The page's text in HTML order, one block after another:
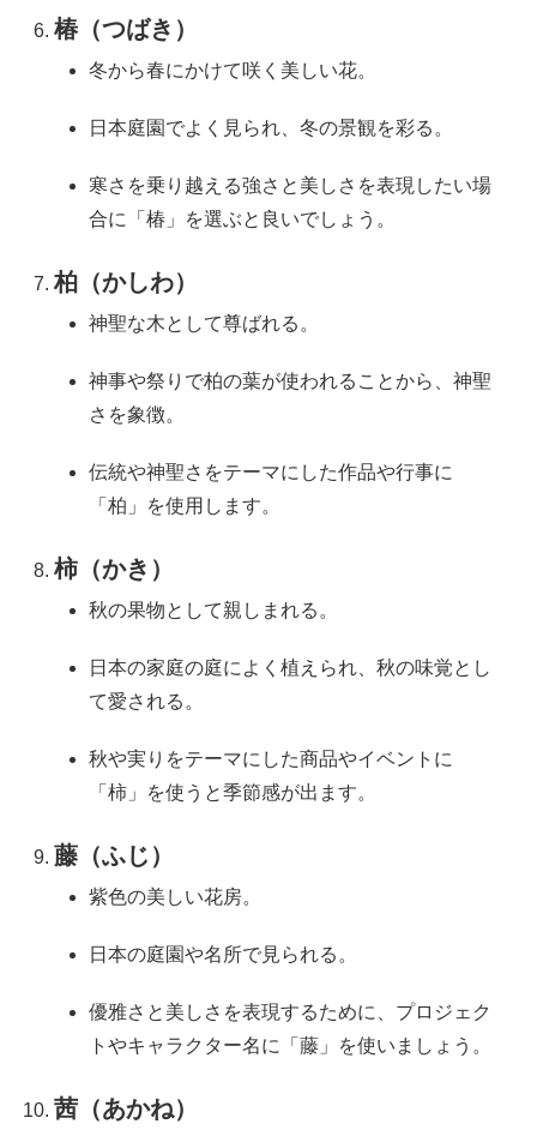
椿（つばき）
冬から春にかけて咲く美しい花。
日本庭園でよく見られ、冬の景観を彩る。
寒さを乗り越える強さと美しさを表現したい場
合に「椿」を選ぶと良いでしょう。
柏（かしわ）
神聖な木として尊ばれる。
神事や祭りで柏の葉が使われることから、神聖
さを象徴。
伝統や神聖さをテーマにした作品や行事に
「柏」を使用します。
柿（かき）
秋の果物として親しまれる。
日本の家庭の庭によく植えられ、秋の味覚とし
て愛される。
秋や実りをテーマにした商品やイベントに
「柿」を使うと季節感が出ます。
藤（ふじ）
紫色の美しい花房。
日本の庭園や名所で見られる。
優雅さと美しさを表現するために、プロジェク
トやキャラクター名に「藤」を使いましょう。
茜（あかね）